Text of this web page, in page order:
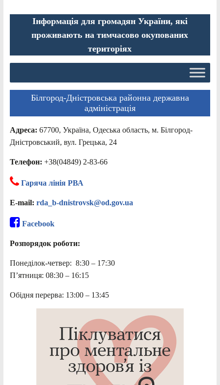
Інформація для громадян України, які
проживають на тимчасово окупованих
територіях
Білгород-Дністровська районна державна
адміністрація
Адреса: 67700, Україна, Одеська область, м. Білгород-
Дністровський, вул. Грецька, 24
Телефон: +38(04849) 2-83-66
Гаряча лінія РВА
E-mail: rda_b-dnistrovsk@od.gov.ua
Facebook
Розпорядок роботи:
Понеділок-четвер: 8:30 – 17:30
П’ятниця: 08:30 – 16:15
Обідня перерва: 13:00 – 13:45